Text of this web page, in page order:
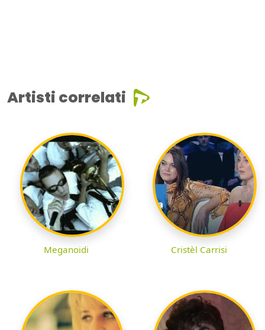
Artisti correlati
Meganoidi Cristèl Carrisi